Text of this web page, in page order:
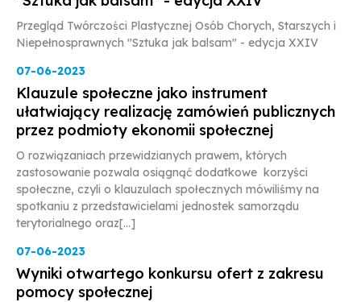
Przegląd Twórczości Plastycznej Osób Chorych, Starszych i
Niepełnosprawnych "Sztuka jak balsam" - edycja XXIV
07-06-2023
Klauzule społeczne jako instrument
ułatwiający realizację zamówień publicznych
przez podmioty ekonomii społecznej
O rozwiązaniach przewidzianych prawem, których
zastosowanie pozwala osiągnąć dodatkowe korzyści
społeczne, czyli o klauzulach społecznych mówiliśmy na
spotkaniu z przedstawicielami jednostek samorządu
terytorialnego oraz[...]
07-06-2023
Wyniki otwartego konkursu ofert z zakresu
pomocy społecznej